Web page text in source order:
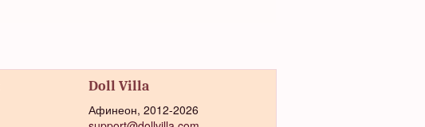
Doll Villa
Афинеон, 2012-2026